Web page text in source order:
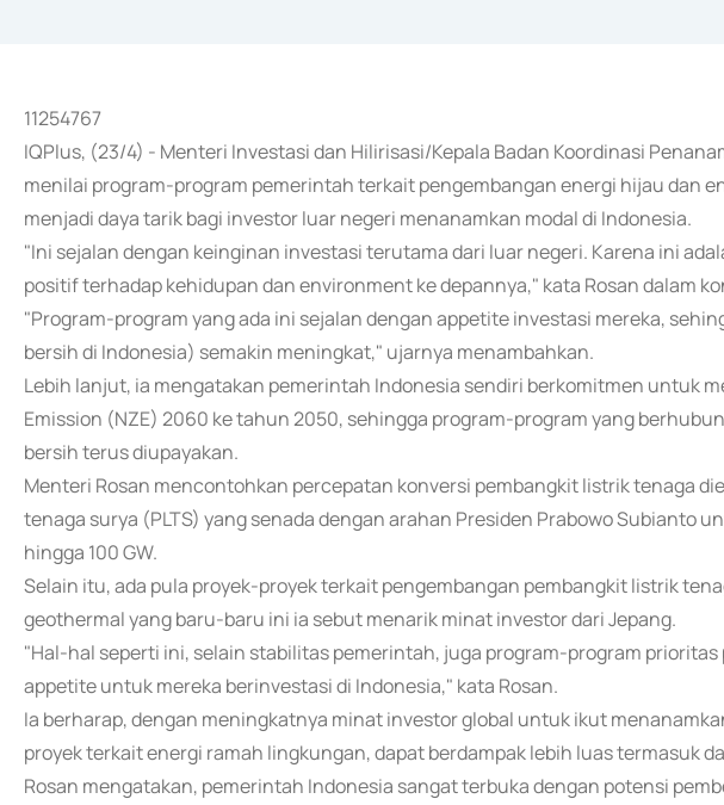
11254767
IQPlus, (23/4) - Menteri Investasi dan Hilirisasi/Kepala Badan Koordinasi
menilai program-program pemerintah terkait pengembangan energi hijau dan
menjadi daya tarik bagi investor luar negeri menanamkan modal di Indonesia.
"Ini sejalan dengan keinginan investasi terutama dari luar negeri. Karena ini
positif terhadap kehidupan dan environment ke depannya," kata Rosan dalam
"Program-program yang ada ini sejalan dengan appetite investasi mereka,
bersih di Indonesia) semakin meningkat," ujarnya menambahkan.
Lebih lanjut, ia mengatakan pemerintah Indonesia sendiri berkomitmen untuk
Emission (NZE) 2060 ke tahun 2050, sehingga program-program yang
bersih terus diupayakan.
Menteri Rosan mencontohkan percepatan konversi pembangkit listrik tenaga
tenaga surya (PLTS) yang senada dengan arahan Presiden Prabowo Subianto
hingga 100 GW.
Selain itu, ada pula proyek-proyek terkait pengembangan pembangkit listrik
geothermal yang baru-baru ini ia sebut menarik minat investor dari Jepang.
"Hal-hal seperti ini, selain stabilitas pemerintah, juga program-program
appetite untuk mereka berinvestasi di Indonesia," kata Rosan.
Ia berharap, dengan meningkatnya minat investor global untuk ikut
proyek terkait energi ramah lingkungan, dapat berdampak lebih luas termasuk
Rosan mengatakan, pemerintah Indonesia sangat terbuka dengan potensi